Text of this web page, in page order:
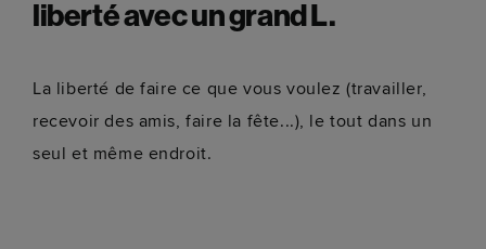
liberté avec un grand L.
La liberté de faire ce que vous voulez (travailler,
recevoir des amis, faire la fête...), le tout dans un
seul et même endroit.